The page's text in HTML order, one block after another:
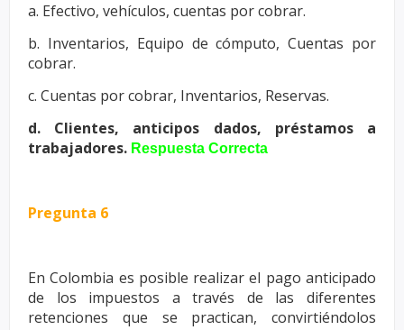
a. Efectivo, vehículos, cuentas por cobrar.
b. Inventarios, Equipo de cómputo, Cuentas por
cobrar.
c. Cuentas por cobrar, Inventarios, Reservas.
d. Clientes, anticipos dados, préstamos a
trabajadores. Respuesta Correcta
Pregunta 6
En Colombia es posible realizar el pago anticipado
de los impuestos através de las diferentes
retenciones que se practican, convirtiéndolos